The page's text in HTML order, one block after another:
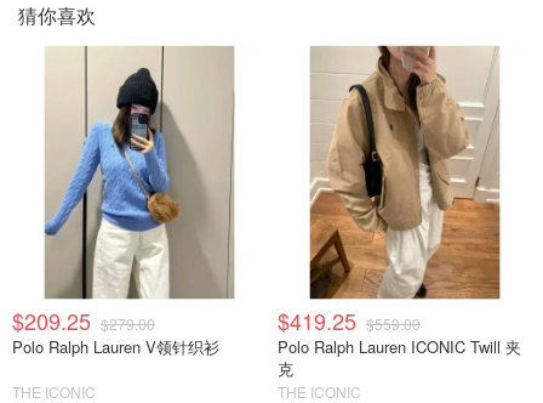
猜你喜欢
$209.25 $279.00
Polo Ralph Lauren V领针织衫
THE ICONIC
$419.25 $559.00
Polo Ralph Lauren ICONIC Twill 夹
克
THE ICONIC